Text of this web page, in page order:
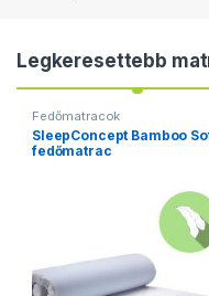
Legkeresettebb
Fedőmatracok
SleepConcept Bamboo
fedőmatrac